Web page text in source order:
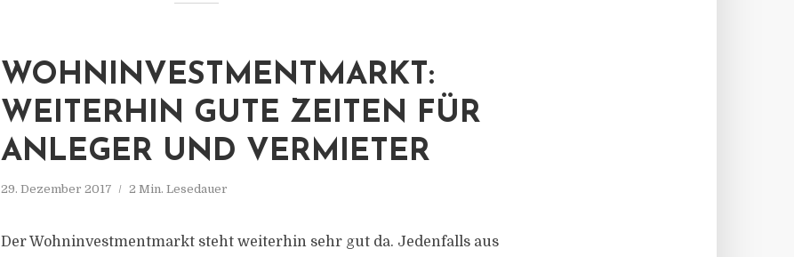
WOHNINVESTMENTMARKT:
WEITERHIN GUTE ZEITEN FÜR
ANLEGER UND VERMIETER
29. Dezember 2017 2 Min. Lesedauer
Der Wohninvestmentmarkt steht weiterhin sehr gut da. Jedenfalls aus